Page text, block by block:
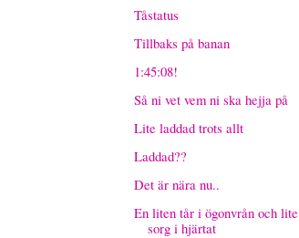
Tåstatus
Tillbaks på banan
1:45:08!
Så ni vet vem ni ska hejja på
Lite laddad trots allt
Laddad??
Det är nära nu..
En liten tår i ögonvrån och lite
sorg i hjärtat